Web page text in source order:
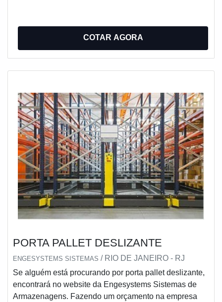
COTAR AGORA
PORTA PALLET DESLIZANTE
ENGESYSTEMS SISTEMAS / RIO DE JANEIRO - RJ
Se alguém está procurando por porta pallet deslizante,
encontrará no website da Engesystems Sistemas de
Armazenagens. Fazendo um orçamento na empresa